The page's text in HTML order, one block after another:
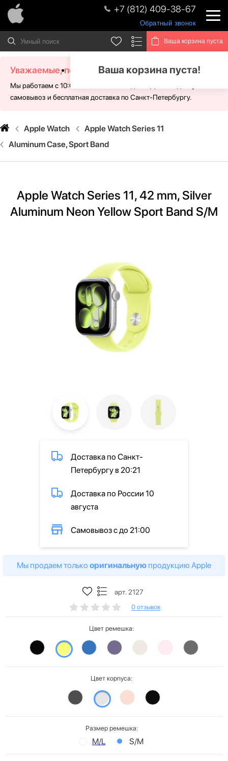
+7 (812) 409-38-67
Обратный звонок
Ваша корзина пуста
Ваша корзина пуста!
Уважаемые, посетители!
Мы работаем с 10:00 - 21:00 без выходных. Для Вас доступен
самовывоз и бесплатная доставка по Санкт-Петербургу.
Apple Watch
Apple Watch Series 11
Aluminum Case, Sport Band
Apple Watch Series 11, 42 mm, Silver
Aluminum Neon Yellow Sport Band S/M
Доставка по Санкт-
Петербургу в 20:21
Доставка по России 10
августа
Самовывоз с до 21:00
Мы продаем только оригинальную продукцию Apple
арт. 2127
0 отзывов
Цвет ремешка:
Цвет корпуса:
Размер ремешка:
M/L S/M